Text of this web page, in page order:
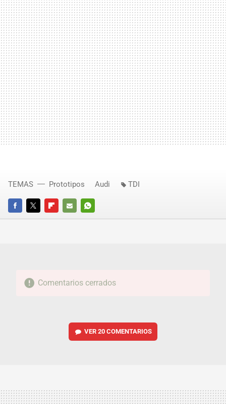
FACEBOOKTWITTERFLIPBOARD
E-
WHATSAPP
TEMAS Prototipos Audi TDI
Comentarios cerrados
VER 20 COMENTARIOS